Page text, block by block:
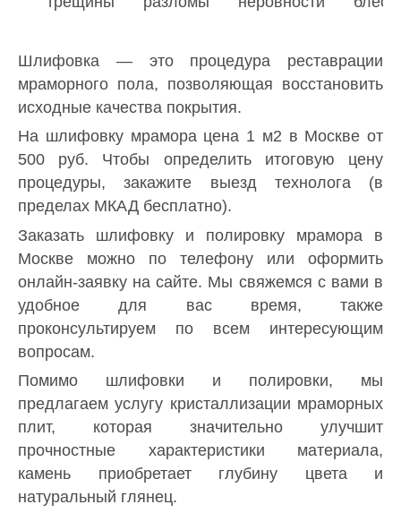
Шлифовка — это процедура реставрации
мраморного пола, позволяющая восстановить
исходные качества покрытия.
На шлифовку мрамора цена 1 м2 в Москве от
500 руб. Чтобы определить итоговую цену
процедуры, закажите выезд технолога (в
пределах МКАД бесплатно).
Заказать шлифовку и полировку мрамора в
Москве можно по телефону или оформить
онлайн-заявку на сайте. Мы свяжемся с вами в
удобное для вас время, также
проконсультируем по всем интересующим
вопросам.
Помимо шлифовки и полировки, мы
предлагаем услугу кристаллизации мраморных
плит, которая значительно улучшит
прочностные характеристики материала,
камень приобретает глубину цвета и
натуральный глянец.